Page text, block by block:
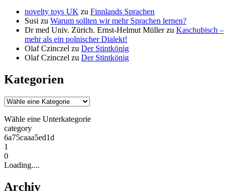
novelty toys UK zu Finnlands Sprachen
Susi zu Warum sollten wir mehr Sprachen lernen?
Dr med Univ. Zürich. Ernst-Helmut Müllerzu Kaschubisch –
mehr als ein polnischer Dialekt!
Olaf Czinczel zu Der Stintkönig
Olaf Czinczel zu Der Stintkönig
Kategorien
Wähle eine Unterkategorie
category
6a75caaa5ed1d
1
0
Loading....
Archiv